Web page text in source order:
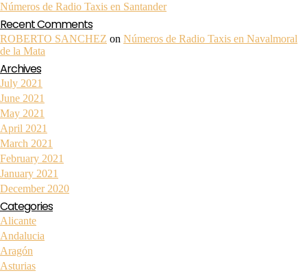
Números de Radio Taxis en Santander
Recent Comments
ROBERTO SANCHEZ on Números de Radio Taxis en Navalmoral
de la Mata
Archives
July 2021
June 2021
May 2021
April 2021
March 2021
February 2021
January 2021
December 2020
Categories
Alicante
Andalucia
Aragón
Asturias